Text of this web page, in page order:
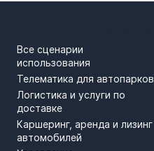
Все сценарии
использования
Телематика для автопарков
Логистика и услуги по
доставке
Каршеринг, аренда и лизинг
автомобилей